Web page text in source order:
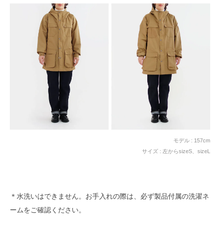
モデル : 157cm
サイズ : 左からsizeS、sizeL
＊水洗いはできません。お手入れの際は、必ず製品付属の洗濯ネ
ームをご確認ください。